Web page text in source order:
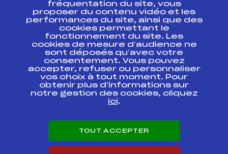
Ressources
Pass’Neige
Projet sportif fédéral
Projet de performance fédéral
Antidopage
Pôle Développement, Formation, Suivi
Scientifique
Listes ministérielles
Pôle vie de l’athlète
Carrières
fréquentation du site, vous
proposer du contenu vidéo et les
performances du site, ainsi que des
cookies permettant le
fonctionnement du site. Les
cookies de mesure d’audience ne
sont déposés qu’avec votre
consentement. Vous pouvez
accepter, refuser ou personnaliser
vos choix à tout moment. Pour
obtenir plus d'informations sur
notre gestion des cookies, cliquez
ici.
TOUT ACCEPTER